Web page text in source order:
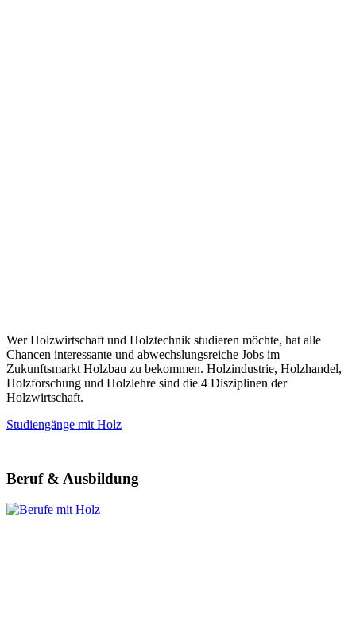
Wer Holzwirtschaft und Holztechnik studieren möchte, hat alle
Chancen interessante und abwechslungsreiche Jobs im
Zukunftsmarkt Holzbau zu bekommen. Holzindustrie, Holzhandel,
Holzforschung und Holzlehre sind die 4 Disziplinen der
Holzwirtschaft.
Studiengänge mit Holz
Beruf & Ausbildung